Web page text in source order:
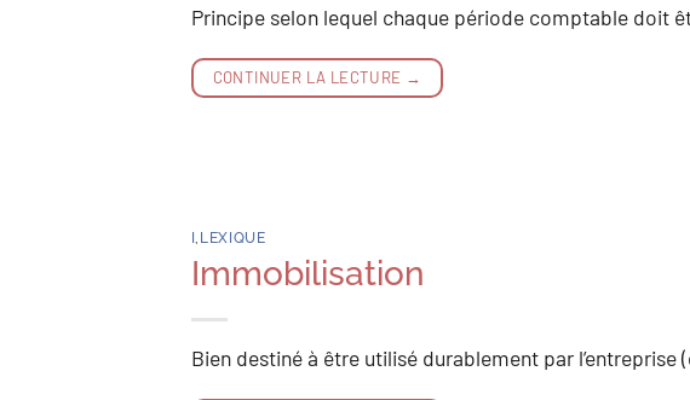
Principe selon lequel chaque période comptable doit
CONTINUER LA LECTURE →
I LEXIQUE
Immobilisation
Bien destiné à être utilisé durablement par l’entreprise